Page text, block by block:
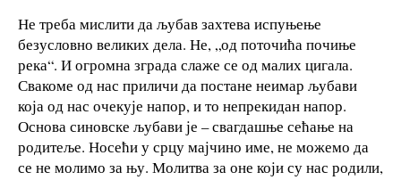
Не треба мислити да љубав захтева испуњење
безусловно великих дела. Не, „од поточића почиње
река“. И огромна зграда слаже се од малих цигала.
Свакоме од нас приличи да постане неимар љубави
која од нас очекује напор, и то непрекидан напор.
Основа синовске љубави је – свагдашње сећање на
родитеље. Носећи у срцу мајчино име, не можемо да
се не молимо за њу. Молитва за оне који су нас родили,